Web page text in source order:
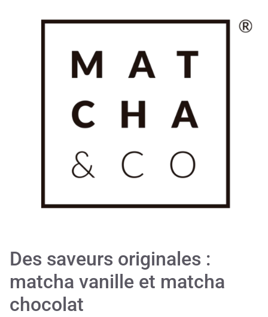
Des saveurs originales :
matcha vanille et matcha
chocolat